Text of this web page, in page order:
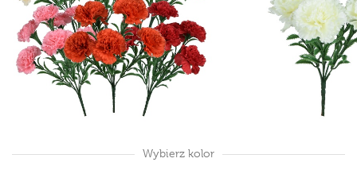
Wybierz kolor